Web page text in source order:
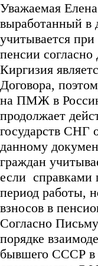
Уважаемая
выработанный в
учитывается
пенсии
Киргизия
Договора,
на ПМЖ в
продолжает
государств СНГ
данному
граждан
если справками
период работы,
взносов в
Согласно
порядке
бывшего СССР в